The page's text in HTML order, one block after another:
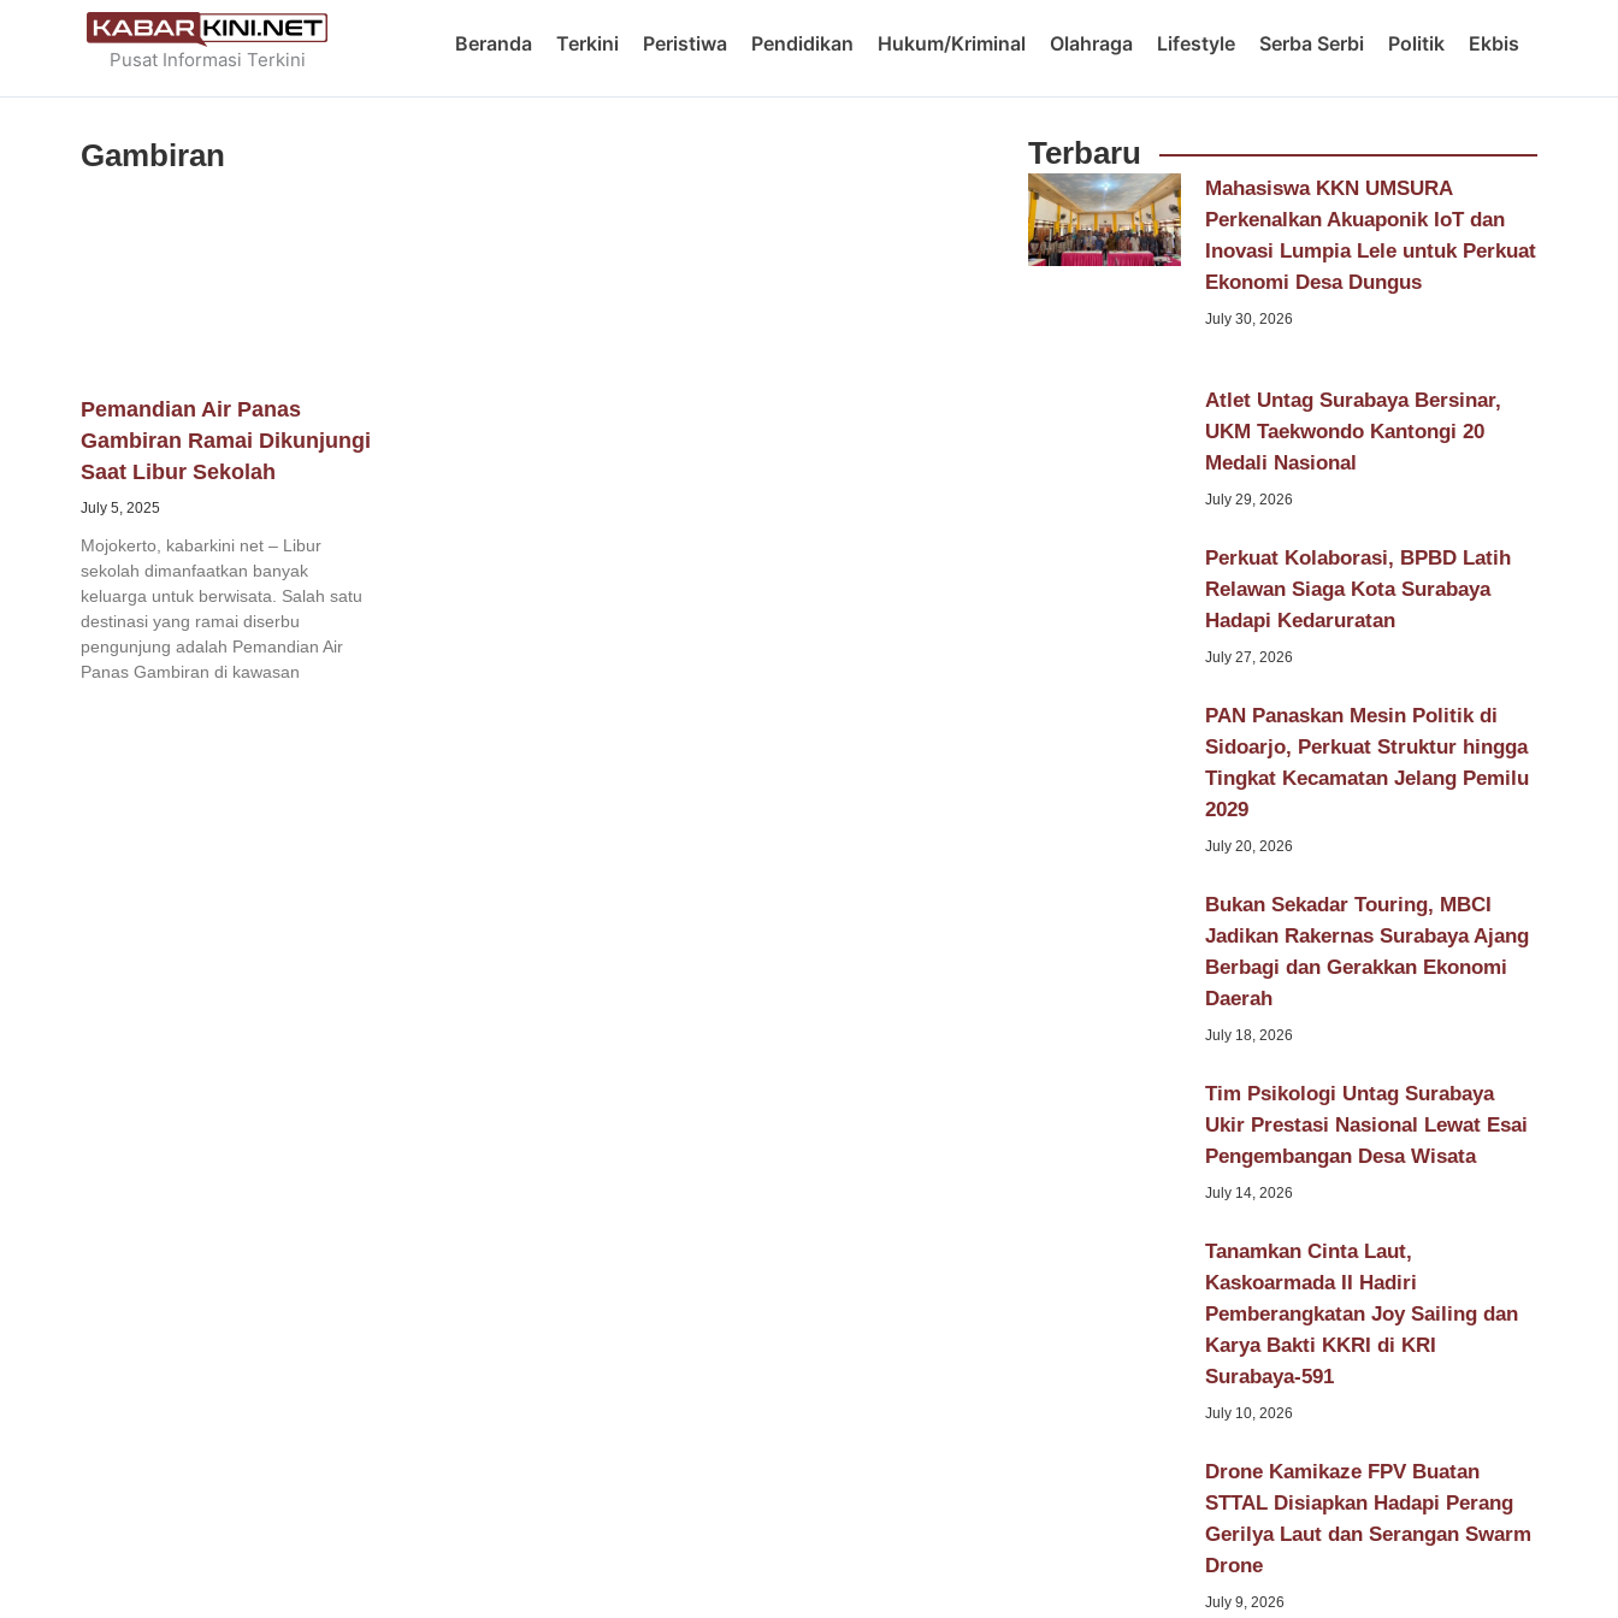
Pusat Informasi Terkini
Beranda Terkini Peristiwa Pendidikan Hukum/Kriminal Olahraga Lifestyle Serba Serbi Politik Ekbis
Gambiran
Pemandian Air Panas
Gambiran Ramai Dikunjungi
Saat Libur Sekolah
July 5, 2025
Mojokerto, kabarkini net – Libur
sekolah dimanfaatkan banyak
keluarga untuk berwisata. Salah satu
destinasi yang ramai diserbu
pengunjung adalah Pemandian Air
Panas Gambiran di kawasan
Terbaru
Mahasiswa KKN UMSURA
Perkenalkan Akuaponik IoT dan
Inovasi Lumpia Lele untuk Perkuat
Ekonomi Desa Dungus
July 30, 2026
Atlet Untag Surabaya Bersinar,
UKM Taekwondo Kantongi 20
Medali Nasional
July 29, 2026
Perkuat Kolaborasi, BPBD Latih
Relawan Siaga Kota Surabaya
Hadapi Kedaruratan
July 27, 2026
PAN Panaskan Mesin Politik di
Sidoarjo, Perkuat Struktur hingga
Tingkat Kecamatan Jelang Pemilu
2029
July 20, 2026
Bukan Sekadar Touring, MBCI
Jadikan Rakernas Surabaya Ajang
Berbagi dan Gerakkan Ekonomi
Daerah
July 18, 2026
Tim Psikologi Untag Surabaya
Ukir Prestasi Nasional Lewat Esai
Pengembangan Desa Wisata
July 14, 2026
Tanamkan Cinta Laut,
Kaskoarmada II Hadiri
Pemberangkatan Joy Sailing dan
Karya Bakti KKRI di KRI
Surabaya-591
July 10, 2026
Drone Kamikaze FPV Buatan
STTAL Disiapkan Hadapi Perang
Gerilya Laut dan Serangan Swarm
Drone
July 9, 2026